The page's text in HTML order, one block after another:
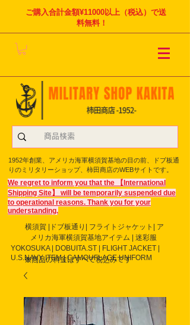
ご購入合計金額¥11000以上（税込）で送
料無料！
1952年創業、アメリカ海軍横須賀基地の目の前、ドブ板通
りのミリタリーショップ、柿田商店のWEBサイトです。
We regret to inform you that the 【International
Shipping Site】 will be temporarily suspended due
to operational reasons. Thank you for your
understanding.
横須賀 |ドブ板通り| フライト ジャケット| ア
メリカ海軍横須賀基地アイテム | 迷彩服
YOKOSUKA | DOBUITA.ST | FLIGHT JACKET |
U.S.NAVY ITEM | CAMOUFLAGE UNIFORM
※商品の料金はすべて税込みです